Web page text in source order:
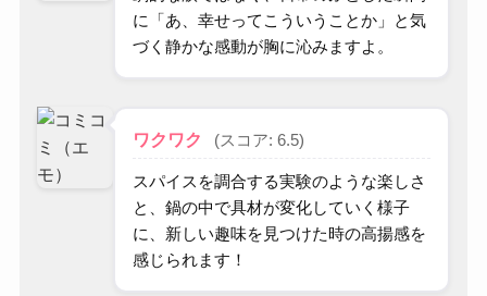
に「あ、幸せってこういうことか」と気
づく静かな感動が胸に沁みますよ。
ワクワク (スコア: 6.5)
スパイスを調合する実験のような楽しさ
と、鍋の中で具材が変化していく様子
に、新しい趣味を見つけた時の高揚感を
感じられます！